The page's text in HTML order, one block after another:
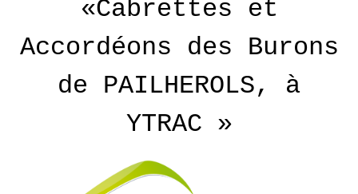
«Cabrettes et
Accordéons des Burons
de PAILHEROLS, à
YTRAC »